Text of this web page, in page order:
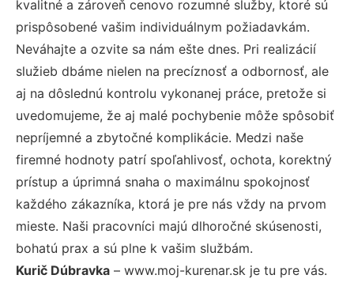
kvalitné a zároveň cenovo rozumné služby, ktoré sú
prispôsobené vašim individuálnym požiadavkám.
Neváhajte a ozvite sa nám ešte dnes. Pri realizácií
služieb dbáme nielen na precíznosť a odbornosť, ale
aj na dôslednú kontrolu vykonanej práce, pretože si
uvedomujeme, že aj malé pochybenie môže spôsobiť
nepríjemné a zbytočné komplikácie. Medzi naše
firemné hodnoty patrí spoľahlivosť, ochota, korektný
prístup a úprimná snaha o maximálnu spokojnosť
každého zákazníka, ktorá je pre nás vždy na prvom
mieste. Naši pracovníci majú dlhoročné skúsenosti,
bohatú prax a sú plne k vašim službám.
Kurič Dúbravka – www.moj-kurenar.sk je tu pre vás.